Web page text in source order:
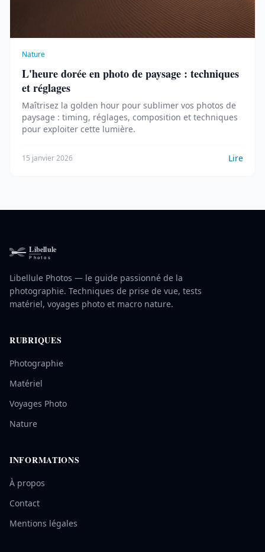
Nature
L'heure dorée en photo de paysage : techniques
et réglages
Maîtrisez la golden hour pour sublimer vos photos de
paysage : timing, réglages, composition et techniques
pour exploiter cette lumière.
15 janvier 2026 Lire
Libellule Photos — le guide passionné de la
photographie. Techniques de prise de vue, tests
matériel, voyages photo et macro nature.
RUBRIQUES
Photographie
Matériel
Voyages Photo
Nature
INFORMATIONS
À propos
Contact
Mentions légales